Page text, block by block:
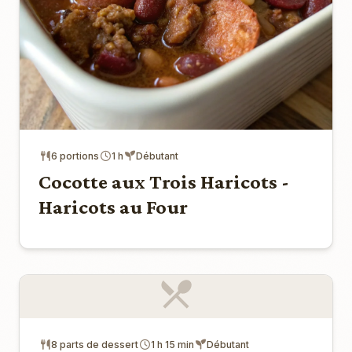
6 portions 1 h Débutant
Cocotte aux Trois Haricots -
Haricots au Four
8 parts de dessert 1 h 15 min Débutant